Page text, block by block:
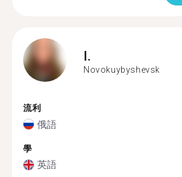
I.
Novokuybyshevsk
流利
俄語
學
英語